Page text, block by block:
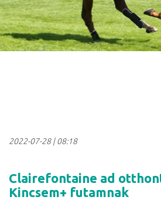
2022-07-28|08:18
Clairefontaine ad
Kincsem+ futamnak